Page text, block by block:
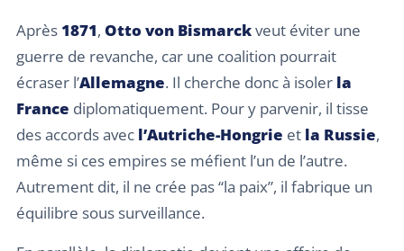
Après 1871, Otto von Bismarckveut éviter une
guerre de revanche, car une coalition pourrait
écraser l’Allemagne. Il cherche donc à isoler la
France diplomatiquement. Pour y parvenir, il tisse
des accords avec l’Autriche-Hongrie et la Russie,
même si ces empires se méfient l’un de l’autre.
Autrement dit, il ne crée pas “la paix”, il fabrique un
équilibre sous surveillance.